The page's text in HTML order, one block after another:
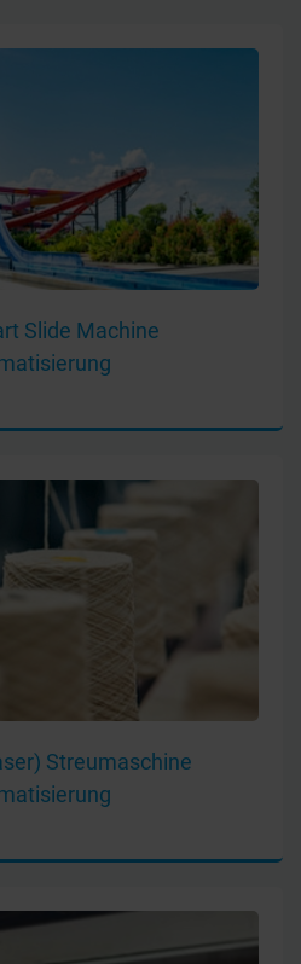
Slide Machine
Streumaschine